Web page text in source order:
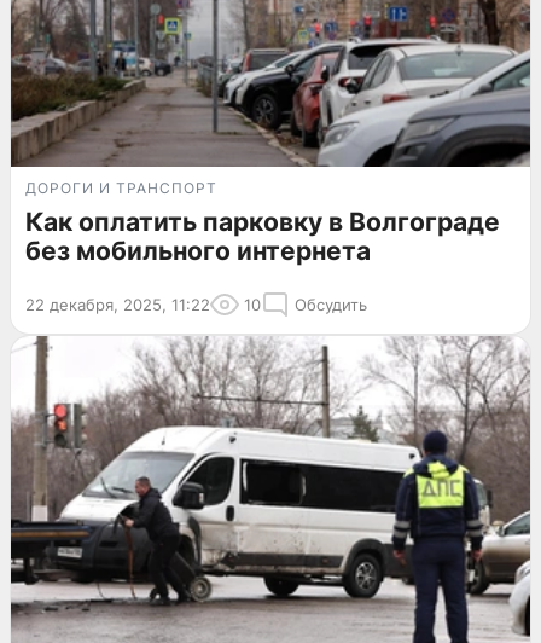
ДОРОГИ И ТРАНСПОРТ
Как оплатить парковку в Волгограде
без мобильного интернета
22 декабря, 2025, 11:22 10 Обсудить